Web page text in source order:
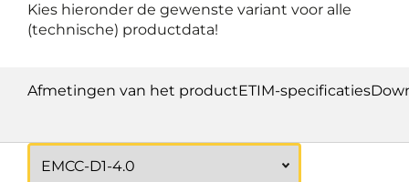
Kies hieronder de gewenste variant voor alle
(technische) productdata!
Afmetingen van het productETIM-specificaties